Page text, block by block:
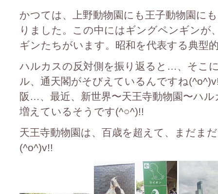
かつては、上野動物園にも王子動物園に
りました。この中にはギングペンギンが
ギンたちがいます。昭和を代表する典型
ハルカスの反対側を振り返ると…、そこ
ル、通天閣がそびえているんですね
阪…、最近、新世界〜天王寺動物園〜ハ
増えているそうです(^○^)!!
天王寺動物園は、百歳を超えて、まだま
(^o^)v!!